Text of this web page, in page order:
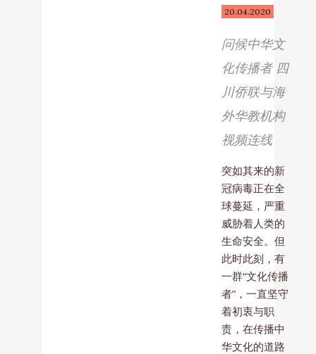
20.04.2020
问候中华文
化传播者 四
川侨联与海
外华教机构
视频连线
突如其来的新
冠病毒正在全
球蔓延，严重
威胁着人类的
生命安全。但
此时此刻，有
一群“文化传播
者”，一直坚守
着初衷与职
责，在传播中
华文化的道路